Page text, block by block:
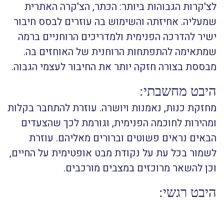
לצ'קרות הגבוהות ביותר: הכתר, הצ'קרה האתרית
שמעליה. אחיזתה והשימוש בה עוזרים לבסס חיבור
ישיר להדרכה הפנימית ולמדריכים הרוחניים ברמה
שמתאימה להתפתחות הרוחנית של האוחזים בה.
מבססת בצורה חזקה יותר את החיבור לעצמי הגבוה.
היבט מחשבתי:
מחזקת כנות, נאמנות ויושרה. עוזרת להתחבר בקלות
ומהירות לחוכמה הפנימית, וגורמת לכך שהצעדים
הבאים נראים פשוטים וברורים מאליהם. עוזרת
לשמור בכל עת על נקודת מבט אופטימית על החיים,
וכן להשאר מרוכזים במצבים מורכבים.
היבט רגשי: